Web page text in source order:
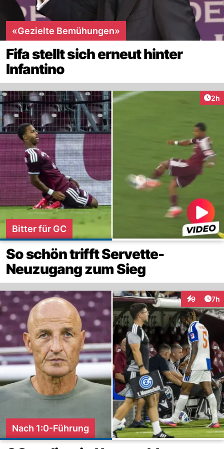
«Gezielte Bemühungen»
Fifa stellt sich erneut hinter
Infantino
2h
Bitter für GC
So schön trifft Servette-
Neuzugang zum Sieg
9 7h
Nach 1:0-Führung